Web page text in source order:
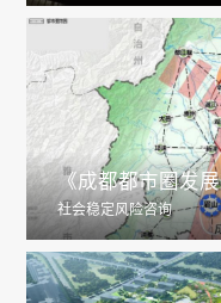
《成都都市圈发
社会稳定风险咨询